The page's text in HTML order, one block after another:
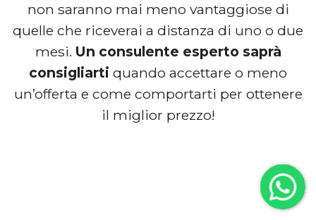
non saranno mai meno vantaggiose di
quelle che riceverai a distanza di uno o due
mesi. Un consulente esperto saprà
consigliarti quando accettare o meno
un’offerta e come comportarti per ottenere
il miglior prezzo!